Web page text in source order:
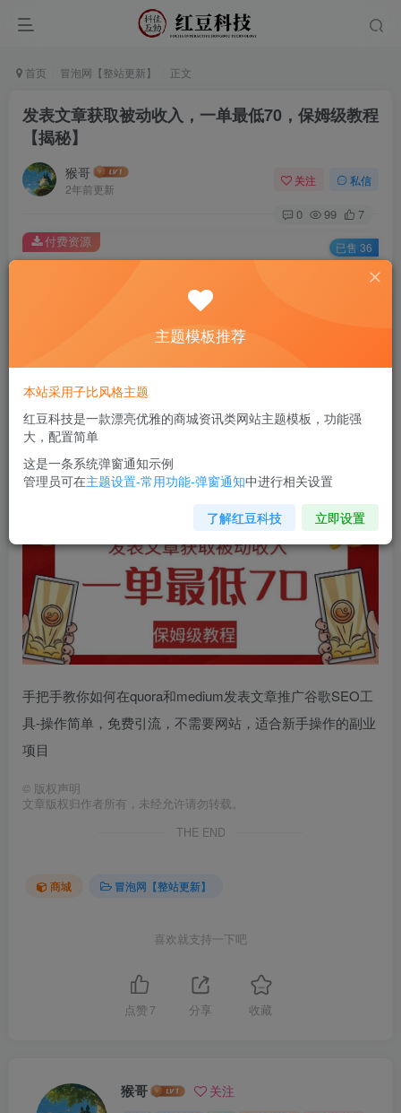
首页 冒泡网【整站更新】 正文
发表文章获取被动收入，一单最低70，保姆级教程
【揭秘】
猴哥
2年前更新
关注 私信
0 99 7
此内容为付费资源，请付费后查看
￥9.9
您当前未登录！建议登陆后购买，可保存购买订单
付费资源 已售 36
发表文章获取被动收入，一单最低70，保姆级教程【揭秘】
手把手教你如何在quora和medium发表文章推广谷歌SEO工
具-操作简单，免费引流，不需要网站，适合新手操作的副业
项目
© 版权声明
文章版权归作者所有，未经允许请勿转载。
THE END
商城 冒泡网【整站更新】
喜欢就支持一下吧
点赞 7 分享 收藏
猴哥 关注
主题模板推荐
本站采用子比风格主题
红豆科技是一款漂亮优雅的商城资讯类网站主题模板，功能强
大，配置简单
这是一条系统弹窗通知示例
管理员可在主题设置-常用功能-弹窗通知中进行相关设置
了解红豆科技 立即设置